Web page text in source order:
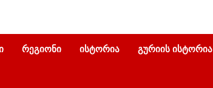
ᲠᲔᲒᲘᲝᲜᲘ ᲘᲡᲢᲝᲠᲘᲐ ᲒᲣᲠᲘᲘᲡ ᲘᲡᲢᲝᲠᲘᲐ